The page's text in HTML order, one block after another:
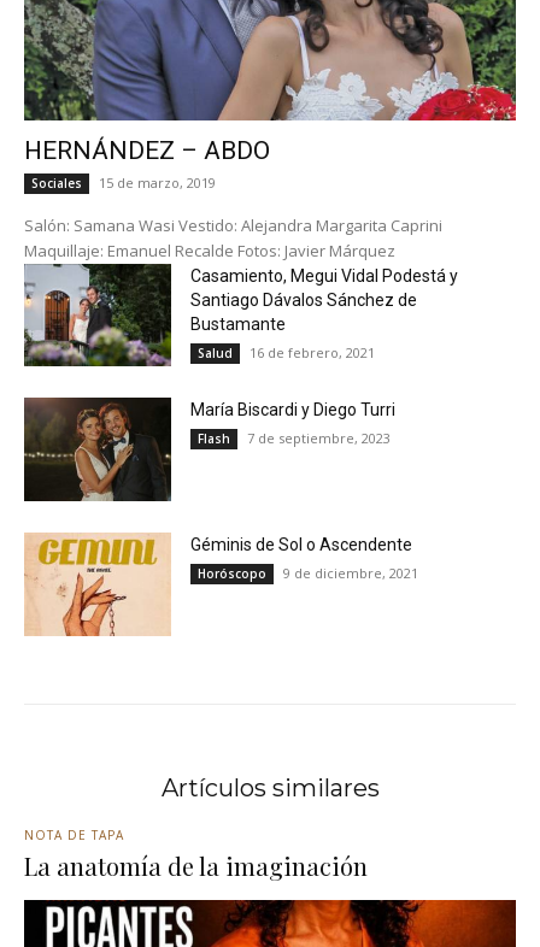
HERNÁNDEZ – ABDO
Sociales 15 de marzo, 2019
Salón: Samana Wasi Vestido: Alejandra Margarita Caprini
Maquillaje: Emanuel Recalde Fotos: Javier Márquez
Casamiento, Megui Vidal Podestá y
Santiago Dávalos Sánchez de
Bustamante
Salud 16 de febrero, 2021
María Biscardi y Diego Turri
Flash 7 de septiembre, 2023
Géminis de Sol o Ascendente
Horóscopo 9 de diciembre, 2021
Artículos similares
NOTA DE TAPA
La anatomía de la imaginación